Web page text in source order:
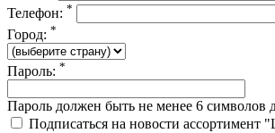
Телефон: *
Город: *
Пароль: *
Пароль должен быть не менее 6 символов
Подписаться на новости